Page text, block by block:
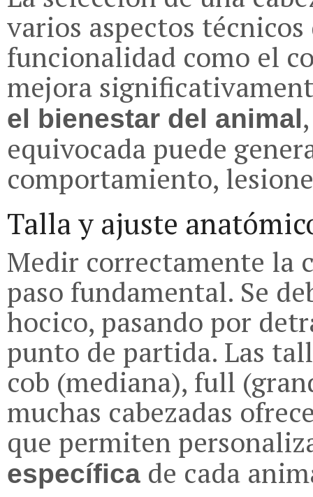
varios aspectos
funcionalidad como el
mejora
el bienestar del animal
equivocada puede
comportamiento,
Talla y ajuste
Medir correctamente la
paso fundamental. Se
hocico, pasando por
punto de partida. Las
cob (mediana), full
muchas cabezadas
que permiten
específica de cada